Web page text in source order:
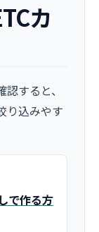
カ
すると、
り込みやす
で作る方